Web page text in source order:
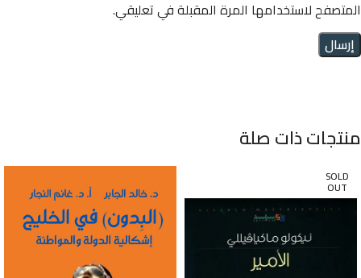
المتصفح لاستخدامها المرة المقبلة في تعليقي.
منتجات ذات صلة
SOLD
OUT